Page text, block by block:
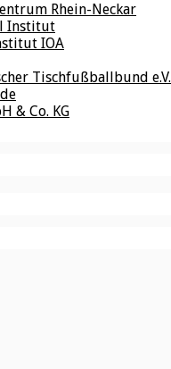
Rhein-Neckar
Institut
IOA
Tischfußballbund e.V.
& Co. KG